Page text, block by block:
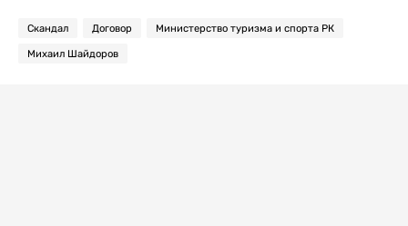
Скандал Договор Министерство туризма и спорта РК
Михаил Шайдоров